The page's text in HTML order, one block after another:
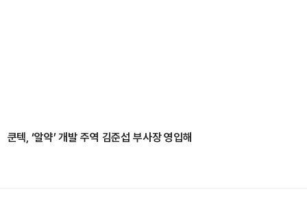
쿤텍, ‘알약’ 개발 주역 김준섭 부사장 영입해